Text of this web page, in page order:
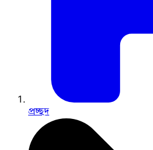
প্রচ্ছদ